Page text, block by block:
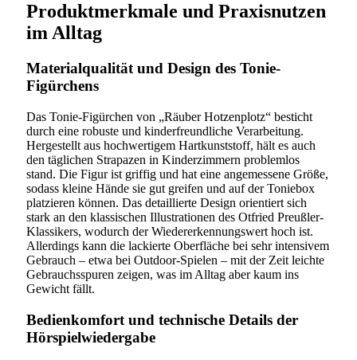
Produktmerkmale und Praxisnutzen
im Alltag
Materialqualität und Design des Tonie-
Figürchens
Das Tonie-Figürchen von „Räuber Hotzenplotz“ besticht
durch eine robuste und kinderfreundliche Verarbeitung.
Hergestellt aus hochwertigem Hartkunststoff, hält es auch
den täglichen Strapazen in Kinderzimmern problemlos
stand. Die Figur ist griffig und hat eine angemessene Größe,
sodass kleine Hände sie gut greifen und auf der Toniebox
platzieren können. Das detaillierte Design orientiert sich
stark an den klassischen Illustrationen des Otfried Preußler-
Klassikers, wodurch der Wiedererkennungswert hoch ist.
Allerdings kann die lackierte Oberfläche bei sehr intensivem
Gebrauch – etwa bei Outdoor-Spielen – mit der Zeit leichte
Gebrauchsspuren zeigen, was im Alltag aber kaum ins
Gewicht fällt.
Bedienkomfort und technische Details der
Hörspielwiedergabe